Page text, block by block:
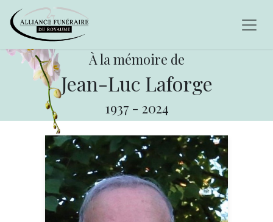
À la mémoire de
Jean-Luc Laforge
1937 - 2024